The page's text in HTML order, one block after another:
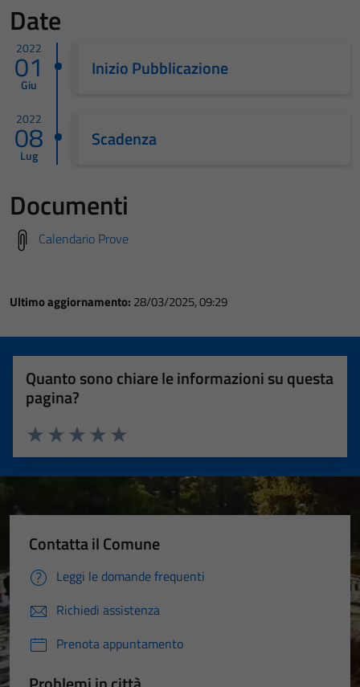
Date
2022
01
Giu
Inizio Pubblicazione
2022
08
Lug
Scadenza
Documenti
Calendario Prove
Ultimo aggiornamento: 28/03/2025, 09:29
Quanto sono chiare le informazioni su questa
pagina?
Valuta 5 stelle su 5
Valuta 4 stelle su 5
Valuta 3 stelle su 5
Valuta 2 stelle su 5
Valuta 1 stelle su 5
Contatta il Comune
Leggi le domande frequenti
Richiedi assistenza
Prenota appuntamento